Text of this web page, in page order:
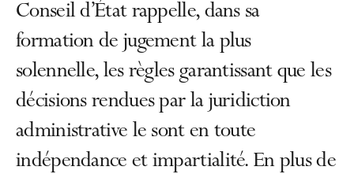
Conseil d’État rappelle, dans sa
formation de jugement la plus
solennelle, les règles garantissant que les
décisions rendues par la juridiction
administrative le sont en toute
indépendance et impartialité. En plus de